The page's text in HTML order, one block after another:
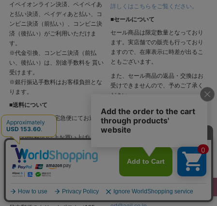
イペイオンライン決済、ペイペイあ
と払い決済、ペイディあと払い、コ
ンビニ決済（前払い）、コンビニ決
済（後払い）がご利用いただけま
す。
※代金引換、コンビニ決済（前払
い、後払い）は、別途手数料を 貰い
受けます。
※銀行振込手数料はお客様負担とな
ります。
■送料について
全国一律600円（宅急便にてお送り
いたします。）
11000円(税込)以上お買い上げいただ
いた場合は、送料は無料とさせてい
ただきます。
詳しくはこちらをご覧ください。
■セールについて
セール商品は限定数量となっており
ます。実店舗での販売も行っており
ますので、在庫表示に時差が出るこ
ともございます。
また、セール商品の返品・交換はお
受けできませんので、予めご了承く
ださい。
■在庫切れ商品について
完売商品をご希望の場合、お調べい
たしますので、下記連絡先までご連
■お問い合わせ連絡先
ショップ名：セレクトショップAGIL
運営責任者：豊後美貴
8-16 お問合せメールアドレス：